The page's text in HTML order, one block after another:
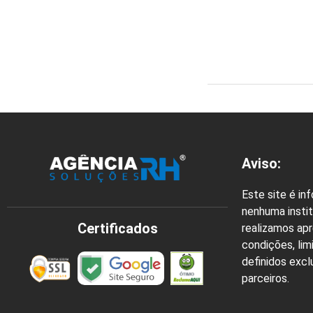
Certificados
Aviso:
Este site é
nenhuma
realizamos
condições,
definidos
parceiros.